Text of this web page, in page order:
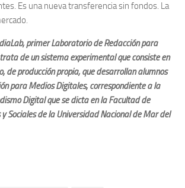
Es una nueva transferencia sin fondos. La
primer Laboratorio de Redacción para
de un sistema experimental que consiste en
de producción propia, que desarrollan alumnos
para Medios Digitales, correspondiente a la
Digital que se dicta en la Facultad de
y Sociales de la Universidad Nacional de Mar del